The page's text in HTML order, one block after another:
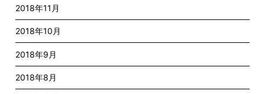
2018年11月
2018年10月
2018年9月
2018年8月